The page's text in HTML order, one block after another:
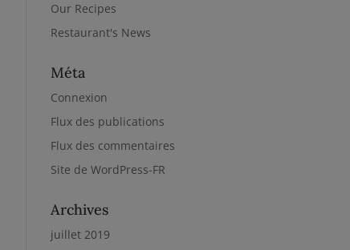
Our Recipes
Restaurant's News
Méta
Connexion
Flux des publications
Flux des commentaires
Site de WordPress-FR
Archives
juillet 2019